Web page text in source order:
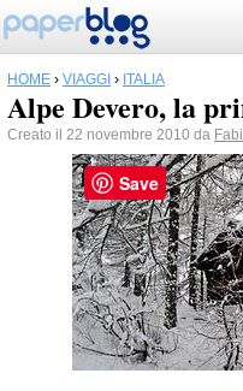
HOME › VIAGGI › ITALIA
Alpe Devero, la
Creato il 22 novembre 2010 da
Save